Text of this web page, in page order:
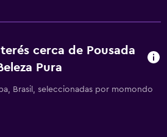
cerca de Pousada
Pura
Brasil, seleccionadas por momondo